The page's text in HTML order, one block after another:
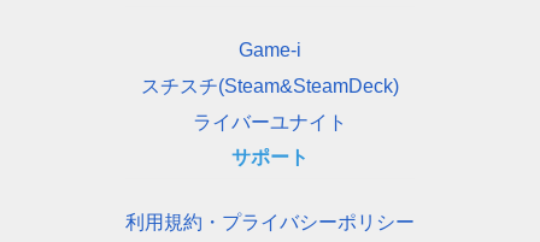
Game-i
スチスチ(Steam&SteamDeck)
ライバーユナイト
サポート
利用規約・プライバシーポリシー